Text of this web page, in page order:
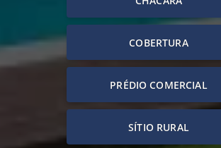
COBERTURA
PRÉDIO COMERCIAL
SÍTIO RURAL